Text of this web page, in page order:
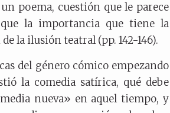
poema, cuestión que le parece
la importancia que tiene la
la ilusión teatral (pp. 142-146).
del género cómico empezando
la comedia satírica, qué debe
nueva» en aquel tiempo, y